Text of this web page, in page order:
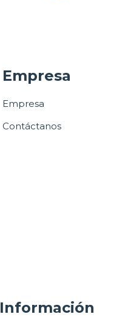
Empresa
Empresa
Contáctanos
Información